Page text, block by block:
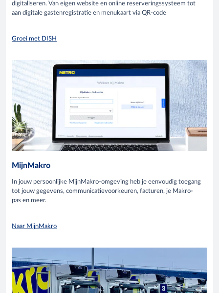
digitaliseren. Van eigen website en online reserveringssysteem tot
aan digitale gastenregistratie en menukaart via QR-code
Groei met DISH
MijnMakro
In jouw persoonlijke MijnMakro-omgeving heb je eenvoudig toegang
tot jouw gegevens, communicatievoorkeuren, facturen, je Makro-
pas en meer.
Naar MijnMakro